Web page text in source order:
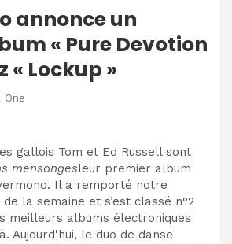
annonce un
« Pure Devotion
« Lockup »
One
gallois Tom et Ed Russell sont
mensongesleur premier album
Il a remporté notre
de la semaine et s’est classé n°2
meilleurs albums électroniques
Aujourd'hui, le duo de danse